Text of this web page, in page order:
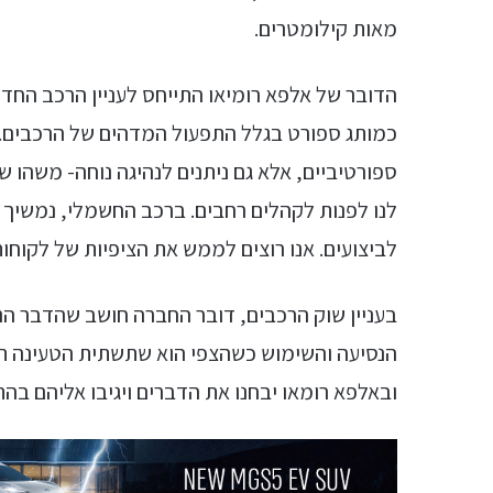
מאות קילומטרים.
כמותג ספורט בגלל התפעול המדהים של
ספורטיביים, אלא גם ניתנים לנהיגה נוחה-
לנו לפנות לקהלים רחבים. ברכב החשמלי,
לביצועים. אנו רוצים לממש את הציפיות של
בעניין שוק הרכבים, דובר החברה חושב שהדבר
הנסיעה והשימוש כשהצפי הוא שתשתית
ובאלפא רומאו יבחנו את הדברים ויגיבו אליהם